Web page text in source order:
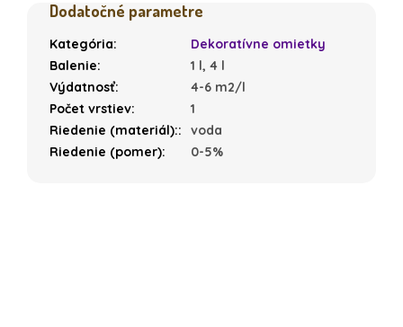
Dodatočné parametre
Kategória:
Dekoratívne omietky
Balenie:
1 l, 4 l
Výdatnosť:
4-6 m2/l
Počet vrstiev:
1
Riedenie (materiál)::
voda
Riedenie (pomer): 0-5%